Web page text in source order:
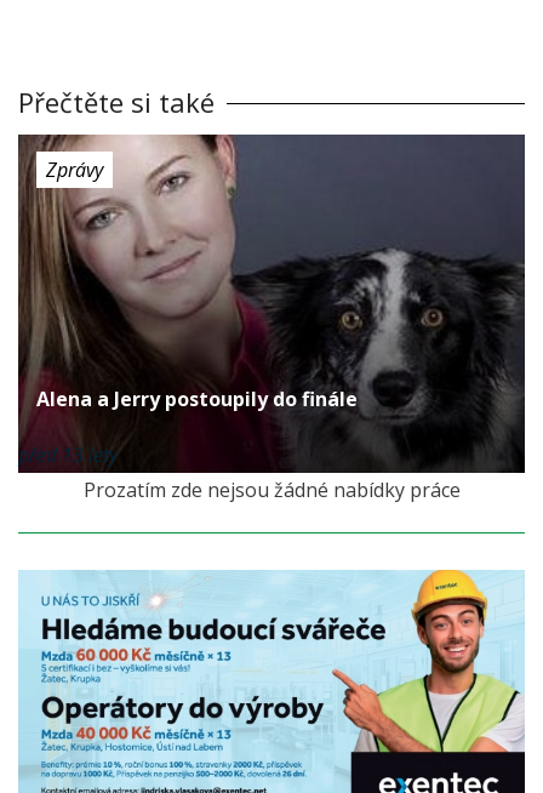
Přečtěte si také
Zprávy
Alena a Jerry postoupily do finále
před 13 lety
Prozatím zde nejsou žádné nabídky práce